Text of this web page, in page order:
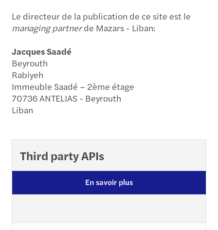
Le directeur de la publication de ce site est le
managing partnerde Mazars - Liban:
Jacques Saadé
Beyrouth
Rabiyeh
Immeuble Saadé – 2ème étage
70736 ANTELIAS - Beyrouth
Liban
Third party APIs
En savoir plus